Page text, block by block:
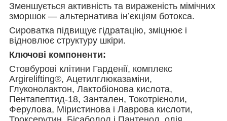
Зменшується активність та вираженість мімічних
зморшок — альтернатива ін’єкціям ботокса.
Сироватка підвищує гідратацію, зміцнює і
відновлює структуру шкіри.
Ключові компоненти:
Стовбурові клітини Гарденії, комплекс
Argirelifting®, Ацетилглюказаміни,
Глуконолактон, Лактобіонова кислота,
Пентапептид-18, Зантален, Токотрієноли,
Ферулова, Міристинова і Лаврова кислоти,